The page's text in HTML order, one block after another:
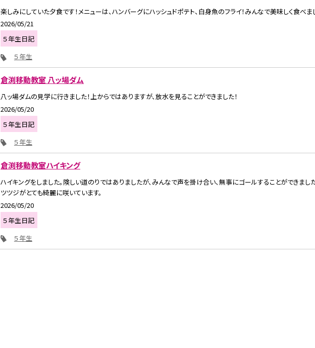
楽しみにしていた夕食です！メニューは、ハンバーグにハッシュドポテト、白身魚のフライ！みんなで美味しく食べま
2026/05/21
５年生日記
５年生
倉渕移動教室 八ッ場ダム
八ッ場ダムの見学に行きました！上からではありますが、放水を見ることができました！
2026/05/20
５年生日記
５年生
倉渕移動教室ハイキング
ハイキングをしました。険しい道のりではありましたが、みんなで声を掛け合い、無事にゴールすることができま
ツツジがとても綺麗に咲いています。
2026/05/20
５年生日記
５年生